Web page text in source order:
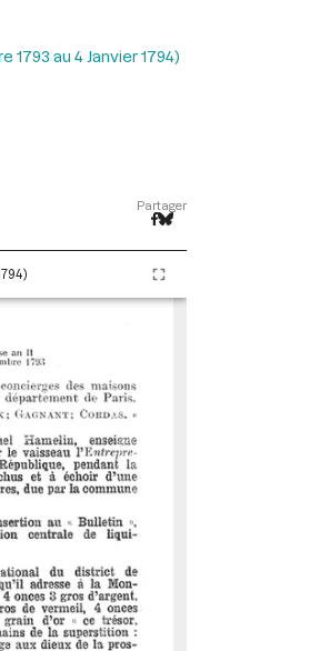
1793 au 4 Janvier 1794)
Partager